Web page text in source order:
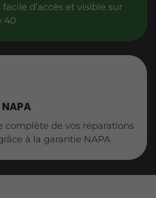
d’accès et visible sur
40
complète de vos réparations
à la garantie NAPA